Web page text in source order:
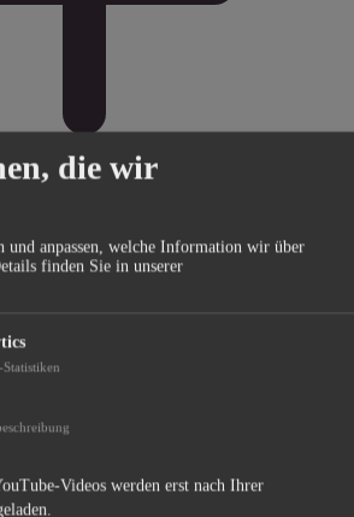
die wir
und anpassen, welche Information wir über
finden Sie in unserer
Statistiken
Videos werden erst nach Ihrer